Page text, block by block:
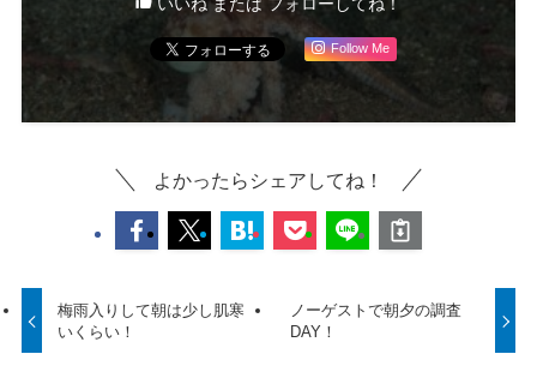
いいね または フォローしてね！
Follow Me
よかったらシェアしてね！
梅雨入りして朝は少し肌寒
いくらい！
ノーゲストで朝夕の調査
DAY！